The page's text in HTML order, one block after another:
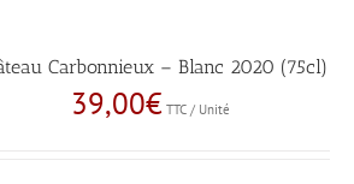
Carbonnieux – Blanc 2020 (75cl)
39,00€ TTC / Unité